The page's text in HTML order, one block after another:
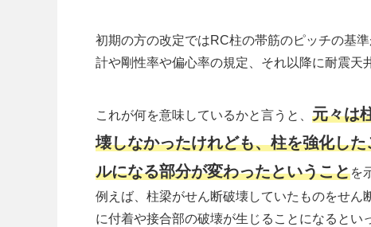
初期の方の改定ではRC柱の帯筋のピッチの基
計や剛性率や偏心率の規定、それ以降に耐震天
これが何を意味しているかと言うと、 元々は
壊しなかったけれども、柱を強化し
ルになる部分が変わったということを
例えば、柱梁がせん断破壊していたものをせ
に付着や接合部の破壊が生じることになるとい